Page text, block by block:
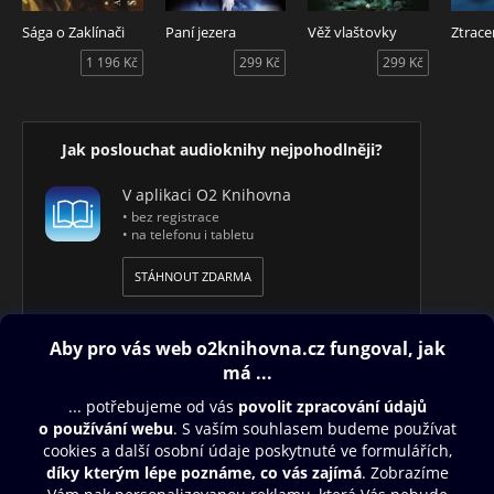
Audiokniha Ochránce impéria – Otrok obsahuje druhý díl
série Sága o impériu. Autoři Raymond E. Feist a Janny Wurts.
Čte Libor Böhm.
Sága o Zaklínači
1 196 Kč
Paní jezera
299 Kč
Věž vlaštovky
299 Kč
Jak poslouchat audioknihy nejpohodlněji?
V aplikaci O2 Knihovna
• bez registrace
• na telefonu i tabletu
STÁHNOUT ZDARMA
Obsah ke stažení
Moje O2 Knihovna